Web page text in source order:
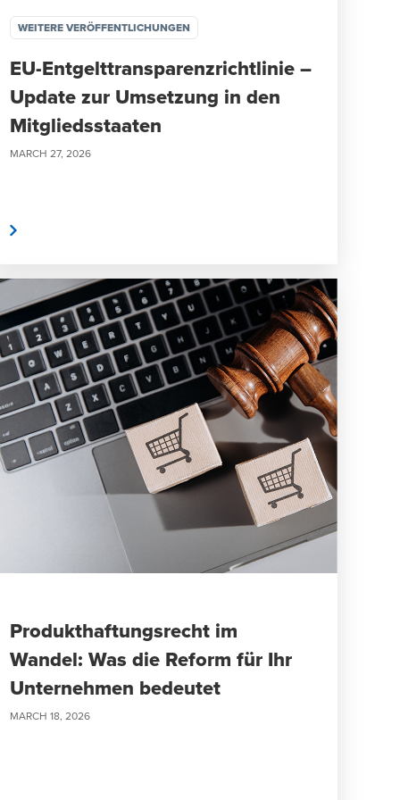
WEITERE VERÖFFENTLICHUNGEN
EU-Entgelttransparenzrichtlinie –
Update zur Umsetzung in den
Mitgliedsstaaten
MARCH 27, 2026
Produkthaftungsrecht im
Wandel: Was die Reform für Ihr
Unternehmen bedeutet
MARCH 18, 2026